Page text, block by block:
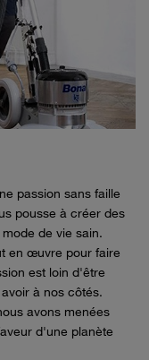
passion sans faille
pousse à créer des
de vie sain.
en œuvre pour faire
est loin d'être
à nos côtés.
avons menées
d'une planète